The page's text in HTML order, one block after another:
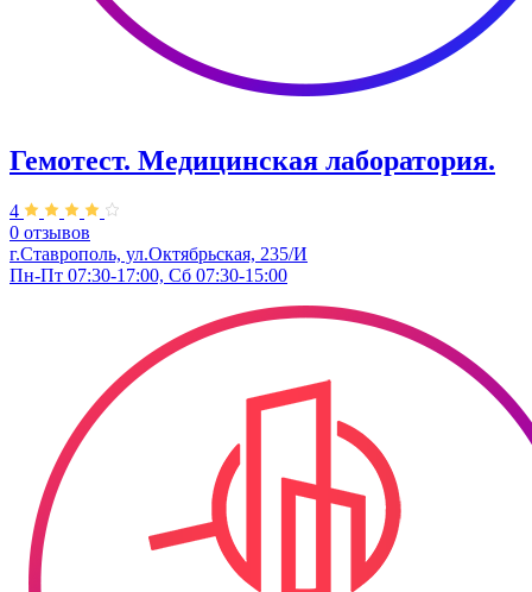
Гемотест. Медицинская лаборатория.
4
0 отзывов
г.Ставрополь, ул.Октябрьская, 235/И
Пн-Пт 07:30-17:00, Сб 07:30-15:00